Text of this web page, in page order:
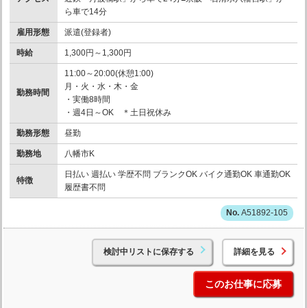
ら車で14分
雇用形態 派遣(登録者)
時給 1,300円～1,300円
勤務時間
11:00～20:00(休憩1:00)
月・火・水・木・金
・実働8時間
・週4日～OK ＊土日祝休み
勤務形態 昼勤
勤務地 八幡市K
特徴
日払い 週払い 学歴不問 ブランクOK バイク通勤OK 車通勤OK
履歴書不問
A51892-105
検討中リストに保存する 詳細を見る
このお仕事に応募